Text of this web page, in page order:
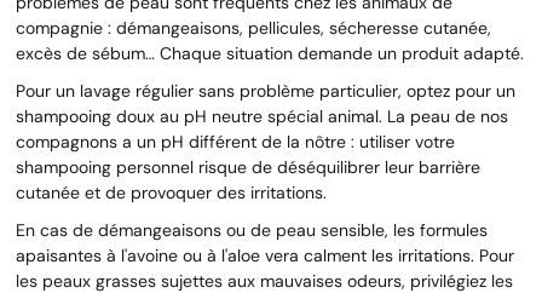
compagnie : démangeaisons, pellicules, sécheresse cutanée,
excès de sébum… Chaque situation demande un produit adapté.
Pour un lavage régulier sans problème particulier, optez pour un
shampooing doux au pH neutre spécial animal. La peau de nos
compagnons a un pH différent de la nôtre : utiliser votre
shampooing personnel risque de déséquilibrer leur barrière
cutanée et de provoquer des irritations.
En cas de démangeaisons ou de peau sensible, les formules
apaisantes à l'avoine ou à l'aloe vera calment les irritations. Pour
les peaux grasses sujettes aux mauvaises odeurs, privilégiez les